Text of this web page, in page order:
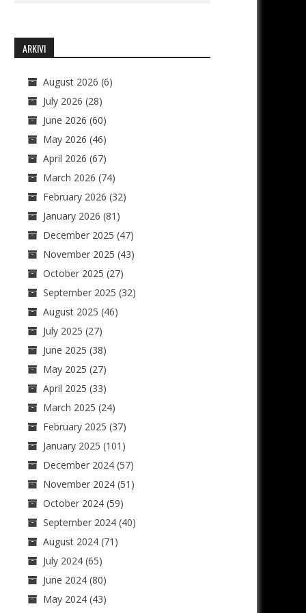
ARKIVI
August 2026 (6)
July 2026 (28)
June 2026 (60)
May 2026 (46)
April 2026 (67)
March 2026 (74)
February 2026 (32)
January 2026 (81)
December 2025 (47)
November 2025 (43)
October 2025 (27)
September 2025 (32)
August 2025 (46)
July 2025 (27)
June 2025 (38)
May 2025 (27)
April 2025 (33)
March 2025 (24)
February 2025 (37)
January 2025 (101)
December 2024(57)
November 2024(51)
October 2024(59)
September 2024(40)
August 2024(71)
July 2024(65)
June 2024(80)
May 2024(43)